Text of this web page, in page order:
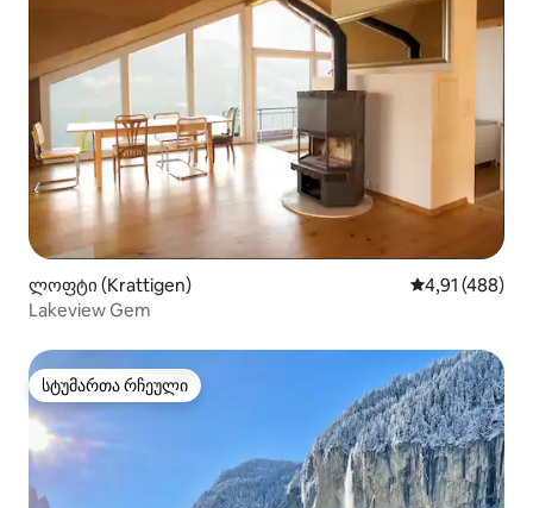
ლოფტი (Krattigen) საშუალო
4,91 (488)
Lakeview Gem
სტუმართა რჩეული
სტუმართა რჩეული